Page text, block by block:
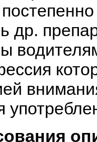
др.